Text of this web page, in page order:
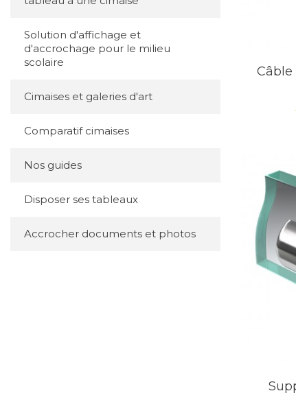
Solution d'affichage et
d'accrochage pour le milieu
scolaire
Cimaises et galeries d'art
Comparatif cimaises
Nos guides
Disposer ses tableaux
Accrocher documents et photos